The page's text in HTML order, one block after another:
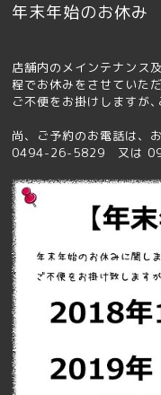
年末年始のお休み
店舗内のメインテナンス
程でお休みをさせていただ
ご不便をお掛けしますが
尚、ご予約のお電話は、
0494-26-5829 又は